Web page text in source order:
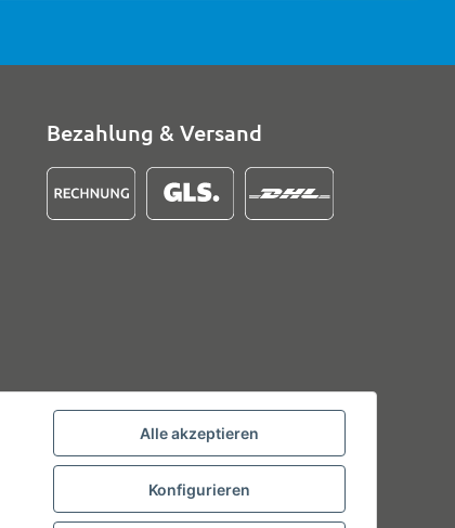
Alle akzeptieren
Konfigurieren
Bezahlung & Versand